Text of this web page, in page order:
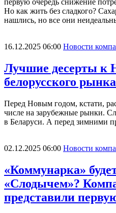
первую очередь снижение
Но как жить без сладкого?
нашлись, но все они
16.12.2025 06:00 Новости
Лучшие десерты к
белорусского
Перед Новым годом, кстати,
числе на зарубежные рынки.
в Беларуси. А перед зимними
02.12.2025 06:00 Новости
«Коммунарка»
«Слодычем»?
представили